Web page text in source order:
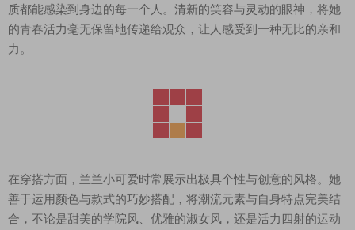
质都能感染到身边的每一个人。清新的笑容与灵动的眼神，将她
的青春活力毫无保留地传递给观众，让人感受到一种无比的亲和
力。
在穿搭方面，兰兰小可爱时常展示出极具个性与创意的风格。她
善于运用颜色与款式的巧妙搭配，将潮流元素与自身特点完美结
合，不论是甜美的学院风、优雅的淑女风，还是活力四射的运动